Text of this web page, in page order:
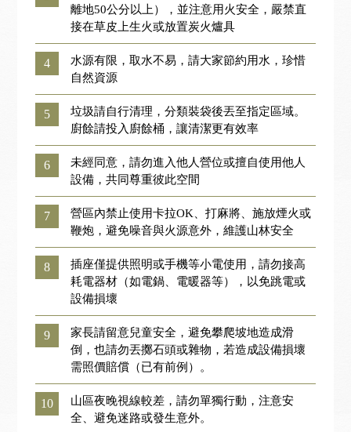
離地50公分以上），並注意用火安全，嚴禁直
接在草皮上生火或放置炭火爐具
4
水源有限，取水不易，請大家節約用水，珍惜
自然資源
5
垃圾請自行清理，分類裝袋後丟至指定區域。
廚餘請投入廚餘桶，讓清潔更有效率
6
未經同意，請勿進入他人營位或擅自使用他人
設備，共同尊重彼此空間
7
營區內禁止使用卡拉OK、打麻將、施放煙火或
鞭炮，避免噪音與火源意外，維護山林安全
8
插座僅提供照明或手機等小電使用，請勿接高
耗電器材（如電鍋、電暖器等），以免跳電或
設備損壞
9
家長請留意兒童安全，避免攀爬坡地造成滑
倒，也請勿丟擲石頭或雜物，若造成設備損壞
需照價賠償（已有前例）。
10
山區夜晚視線較差，請勿單獨行動，注意安
全、避免迷路或發生意外。